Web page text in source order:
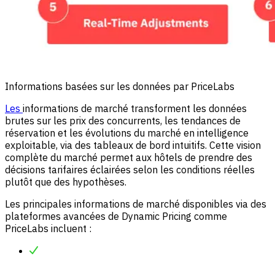
Informations basées sur les données par PriceLabs
Les informations de marché transforment les données
brutes sur les prix des concurrents, les tendances de
réservation et les évolutions du marché en intelligence
exploitable, via des tableaux de bord intuitifs. Cette vision
complète du marché permet aux hôtels de prendre des
décisions tarifaires éclairées selon les conditions réelles
plutôt que des hypothèses.
Les principales informations de marché disponibles via des
plateformes avancées de Dynamic Pricing comme
PriceLabs incluent :